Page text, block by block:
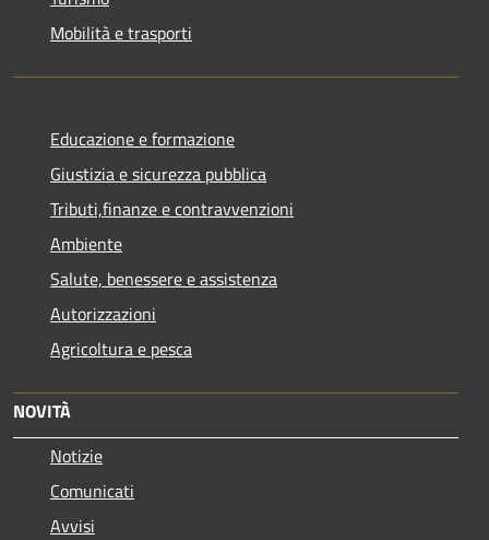
Mobilità e trasporti
Educazione e formazione
Giustizia e sicurezza pubblica
Tributi,finanze e contravvenzioni
Ambiente
Salute, benessere e assistenza
Autorizzazioni
Agricoltura e pesca
NOVITÀ
Notizie
Comunicati
Avvisi